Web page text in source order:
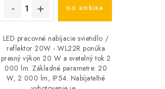
DO KOŠÍKA
LED pracovné nabíjacie svietidlo /
reflektor 20W - WL22R ponúka
presný výkon 20 W a svetelný tok 2
000 lm. Základné parametre: 20
W, 2 000 lm, IP54. Nabíjateľné